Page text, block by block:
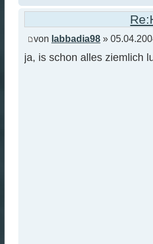
von labbadia98 »
ja, is schon alles ziemlich